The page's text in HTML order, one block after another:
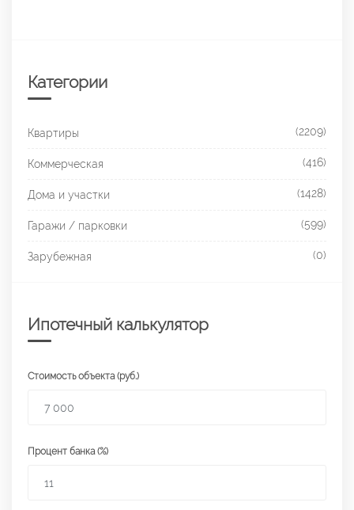
Категории
Квартиры (2209)
Коммерческая (416)
Дома и участки (1428)
Гаражи / парковки (599)
Зарубежная (0)
Ипотечный калькулятор
Стоимость объекта (руб.)
Процент банка (%)